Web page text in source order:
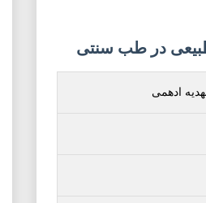
در طب سنتی
ادهمی